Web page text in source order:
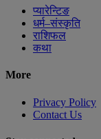
प्यारेन्टिङ
धर्म–संस्कृति
राशिफल
कथा
More
Privacy Policy
Contact Us